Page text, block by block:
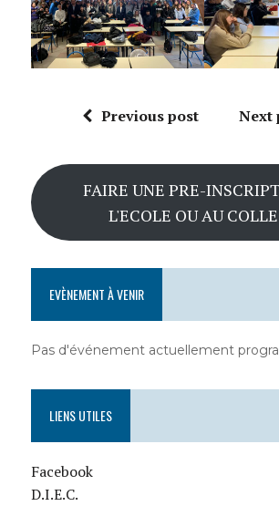
Previous post Next
FAIRE UNE PRE-
L'ECOLE OU AU
EVÈNEMENT À VENIR
Pas d'événement actuellement
LIENS UTILES
Facebook
D.I.E.C.